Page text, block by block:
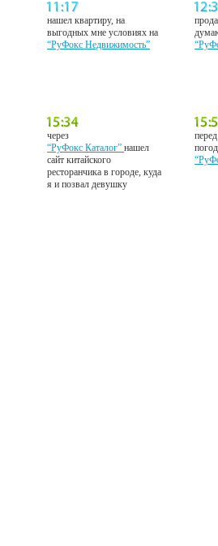
нашел квартиру, на
выгодных мне условиях на
“РуФокс Недвижимость”
через
“РуФокс Каталог”нашел
сайт китайского
ресторанчика в городе, куда
я и позвал девушку